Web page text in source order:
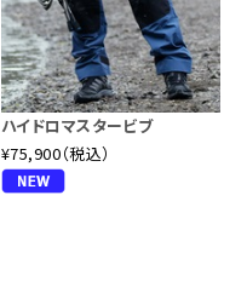
ハイドロマスタービブ
¥75,900（税込）